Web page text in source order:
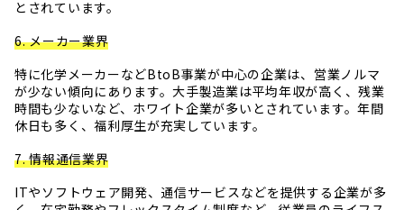
とされています。
6. メーカー業界
特に化学メーカーなどBtoB事業が中心の企業は、営業ノルマ
が少ない傾向にあります。大手製造業は平均年収が高く、残業
時間も少ないなど、ホワイト企業が多いとされています。年間
休日も多く、福利厚生が充実しています。
7. 情報通信業界
ITやソフトウェア開発、通信サービスなどを提供する企業が多